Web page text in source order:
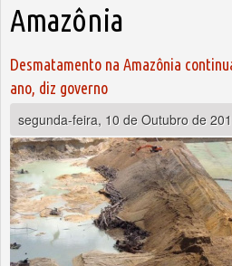
Amazônia
Desmatamento na Amazônia
ano, diz governo
segunda-feira, 10 de Outubro de
Páginas